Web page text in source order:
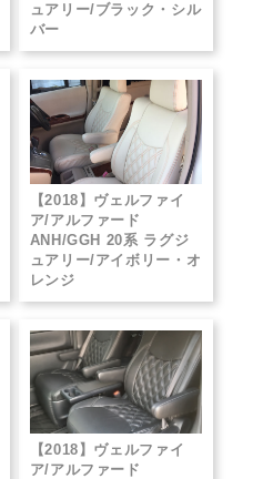
ュアリー/ブラック・シル
バー
【2018】ヴェルファイ
ア/アルファード
ANH/GGH 20系 ラグジ
ュアリー/アイボリー・オ
レンジ
【2018】ヴェルファイ
ア/アルファード